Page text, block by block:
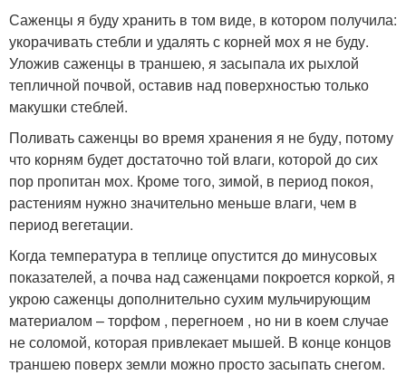
Саженцы я буду хранить в том виде, в котором получила:
укорачивать стебли и удалять с корней мох я не буду.
Уложив саженцы в траншею, я засыпала их рыхлой
тепличной почвой, оставив над поверхностью только
макушки стеблей.
Поливать саженцы во время хранения я не буду, потому
что корням будет достаточно той влаги, которой до сих
пор пропитан мох. Кроме того, зимой, в период покоя,
растениям нужно значительно меньше влаги, чем в
период вегетации.
Когда температура в теплице опустится до минусовых
показателей, а почва над саженцами покроется коркой, я
укрою саженцы дополнительно сухим мульчирующим
материалом – торфом , перегноем , но ни в коем случае
не соломой, которая привлекает мышей. В конце концов
траншею поверх земли можно просто засыпать снегом.